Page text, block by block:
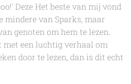
!' DezeHet beste van mij vond
mindere van Sparks, maar
genoten om hem te lezen.
met een luchtig verhaal om
door te lezen, dan is dit echt